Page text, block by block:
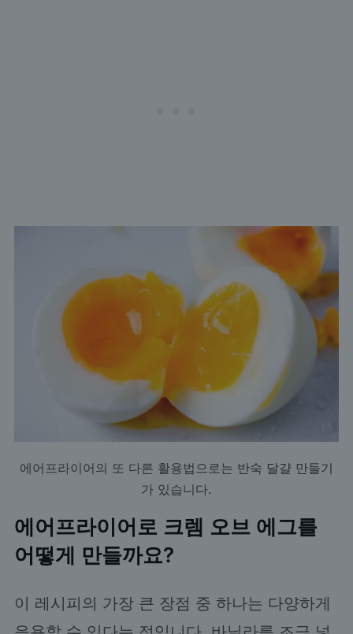
에어프라이어의 또 다른 활용법으로는 반숙 달걀 만들기
가 있습니다.
에어프라이어로 크렘 오브 에그를
어떻게 만들까요?
이 레시피의 가장 큰 장점 중 하나는 다양하게